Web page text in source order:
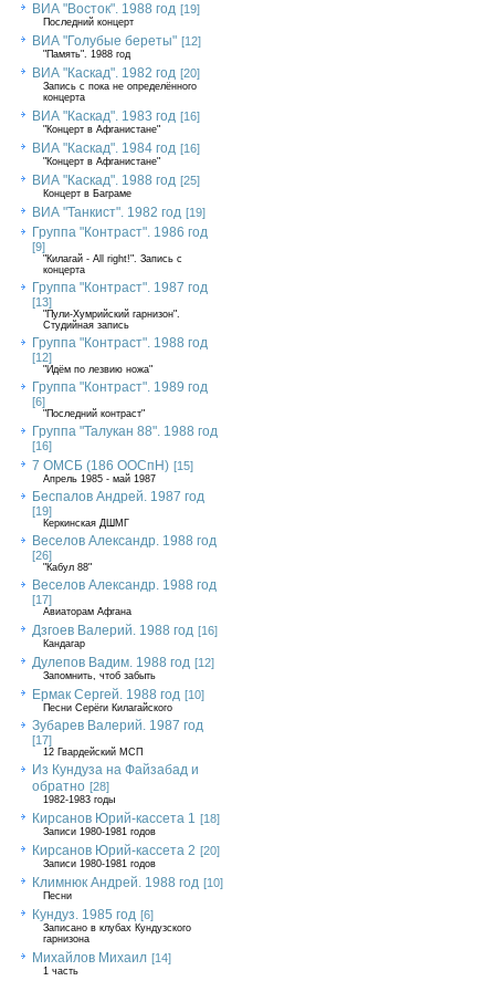
ВИА "Восток". 1988 год [19]
Последний концерт
ВИА "Голубые береты" [12]
"Память". 1988 год
ВИА "Каскад". 1982 год [20]
Запись с пока не определённого
концерта
ВИА "Каскад". 1983 год [16]
"Концерт в Афганистане"
ВИА "Каскад". 1984 год [16]
"Концерт в Афганистане"
ВИА "Каскад". 1988 год [25]
Концерт в Баграме
ВИА "Танкист". 1982 год [19]
Группа "Контраст". 1986 год
[9]
"Килагай - All right!". Запись с
концерта
Группа "Контраст". 1987 год
[13]
"Пули-Хумрийский гарнизон".
Студийная запись
Группа "Контраст". 1988 год
[12]
"Идём по лезвию ножа"
Группа "Контраст". 1989 год
[6]
"Последний контраст"
Группа "Талукан 88". 1988 год
[16]
7 ОМСБ (186 ООСпН) [15]
Апрель 1985 - май 1987
Беспалов Андрей. 1987 год
[19]
Керкинская ДШМГ
Веселов Александр. 1988 год
[26]
"Кабул 88"
Веселов Александр. 1988 год
[17]
Авиаторам Афгана
Дзгоев Валерий. 1988 год [16]
Кандагар
Дулепов Вадим. 1988 год [12]
Запомнить, чтоб забыть
Ермак Сергей. 1988 год [10]
Песни Серёги Килагайского
Зубарев Валерий. 1987 год
[17]
12 Гвардейский МСП
Из Кундуза на Файзабад и
обратно [28]
1982-1983 годы
Кирсанов Юрий-кассета 1 [18]
Записи 1980-1981 годов
Кирсанов Юрий-кассета 2 [20]
Записи 1980-1981 годов
Климнюк Андрей. 1988 год [10]
Песни
Кундуз. 1985 год [6]
Записано в клубах Кундузского
гарнизона
Михайлов Михаил [14]
1 часть